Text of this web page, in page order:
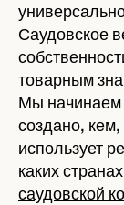
Саудовское
товарным
Мы начинаем
создано, кем,
использует
каких
саудовской